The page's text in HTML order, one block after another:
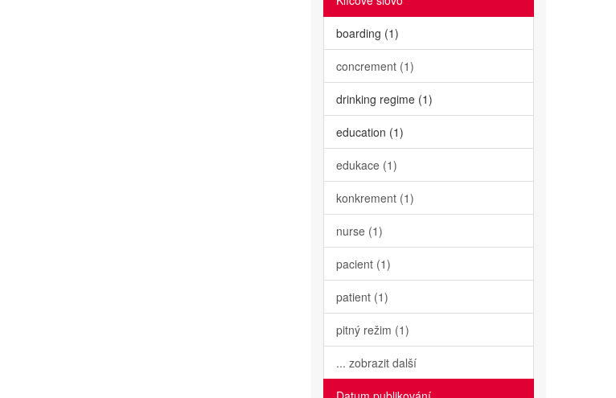
boarding (1)
concrement (1)
drinking regime (1)
education (1)
edukace (1)
konkrement (1)
nurse (1)
pacient (1)
patient (1)
pitný režim (1)
... zobrazit další